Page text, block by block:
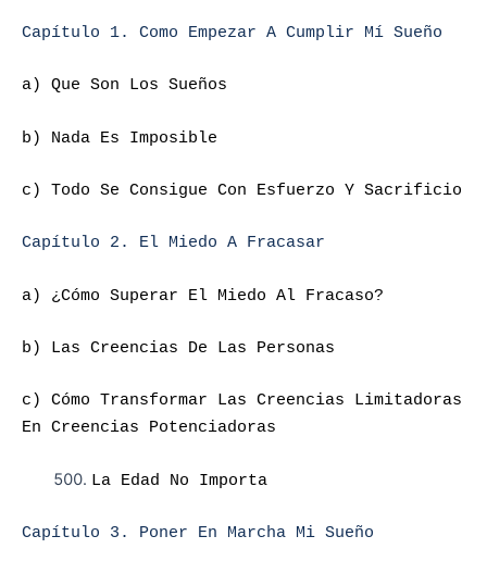
Capítulo 1. Como Empezar A Cumplir Mí Sueño
a) Que Son Los Sueños
b) Nada Es Imposible
c) Todo Se Consigue Con Esfuerzo Y Sacrificio
Capítulo 2. El Miedo A Fracasar
a) ¿Cómo Superar El Miedo Al Fracaso?
b) Las Creencias De Las Personas
c) Cómo Transformar Las Creencias Limitadoras
En Creencias Potenciadoras
La Edad No Importa
Capítulo 3. Poner En Marcha Mi Sueño